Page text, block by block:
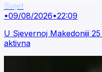
Svijet
•09/08/2026•22:09
U Sjevernoj Makedoniji
aktivna